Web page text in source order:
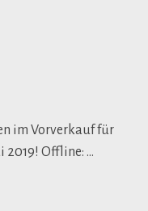
im Vorverkauf für
2019! Offline: …